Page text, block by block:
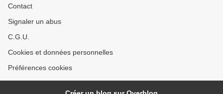
Contact
Signaler un abus
C.G.U.
Cookies et données personnelles
Préférences cookies